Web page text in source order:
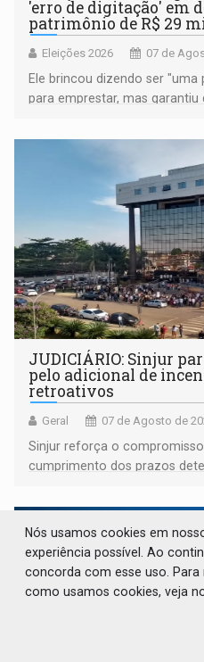
'erro de digitação' em
patrimônio de R$ 29
Eleições 2026 07 de
Ele brincou dizendo ser
para emprestar, mas garantiu
JUDICIÁRIO: Sinjur
pelo adicional de
retroativos
Geral 07 de Agosto de
Sinjur reforça o
cumprimento dos prazos
Nós usamos cookies em
experiência possível. Ao
concorda com esse uso.
como usamos cookies, veja